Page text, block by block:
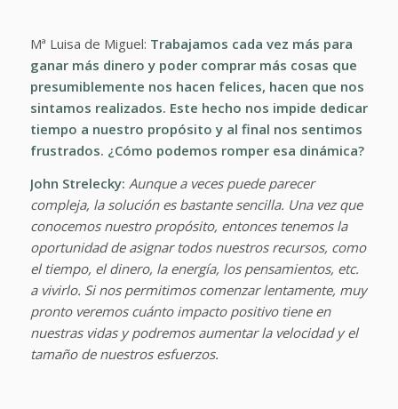
Mª Luisa de Miguel: Trabajamos cada vez más para
ganar más dinero y poder comprar más cosas que
presumiblemente nos hacen felices, hacen que nos
sintamos realizados. Este hecho nos impide dedicar
tiempo a nuestro propósito y al final nos sentimos
frustrados. ¿Cómo podemos romper esa dinámica?
John Strelecky: Aunque a veces puede parecer
compleja, la solución es bastante sencilla. Una vez que
conocemos nuestro propósito, entonces tenemos la
oportunidad de asignar todos nuestros recursos, como
el tiempo, el dinero, la energía, los pensamientos, etc.
a vivirlo. Si nos permitimos comenzar lentamente, muy
pronto veremos cuánto impacto positivo tiene en
nuestras vidas y podremos aumentar la velocidad y el
tamaño de nuestros esfuerzos.